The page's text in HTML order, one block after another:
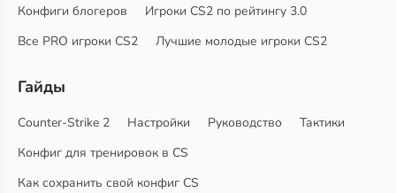
Конфиги блогеров
Игроки CS2 по рейтингу 3.0
Все PRO игроки CS2
Лучшие молодые игроки CS2
Гайды
Counter-Strike 2 Настройки Руководство
Тактики
Конфиг для тренировок в CS
Как сохранить свой конфиг CS